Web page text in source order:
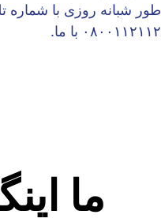
طور شبانه روزی با شماره
۰۸۰۰۱۱۲۱۱۲ با ما.
ما